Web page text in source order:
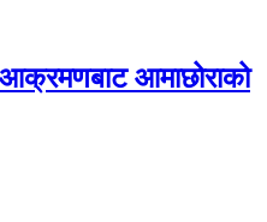
आक्रमणबाट आमाछोराको